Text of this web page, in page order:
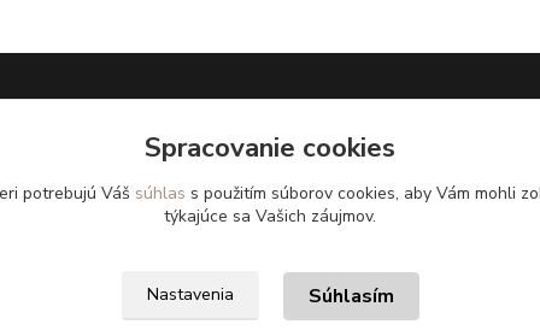
do 14dní
Užitočné odkazy
Doprava a platba
Ako nakupovať
Spracovanie cookies
potrebujú Váš súhlas s použitím súborov cookies, aby Vám mohli
týkajúce sa Vašich záujmov.
Nastavenia Súhlasím